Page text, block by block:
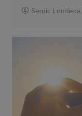
Sergio Lombera